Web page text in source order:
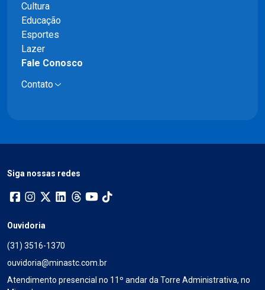
Cultura
Educação
Esportes
Lazer
Fale Conosco
Contato
Siga nossas redes
Ouvidoria
(31) 3516-1370
ouvidoria@minastc.com.br
Atendimento presencial no 11º andar da Torre Administrativa, no